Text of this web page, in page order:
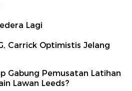
Lagi
Carrick Optimistis Jelang
Gabung Pemusatan Latihan
Lawan Leeds?